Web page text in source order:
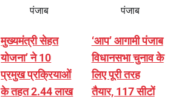
पंजाब
मुख्यमंत्री सेहत
योजना’ ने 10
प्रमुख प्रक्रियाओं
के तहत 2.44 लाख
पंजाब
‘आप’ आगामी पंजाब
विधानसभा चुनाव के
लिए पूरी तरह
तैयार, 117 सीटों